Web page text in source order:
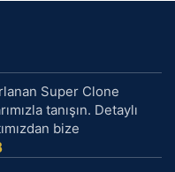
Super Clone
tanışın. Detaylı
bize